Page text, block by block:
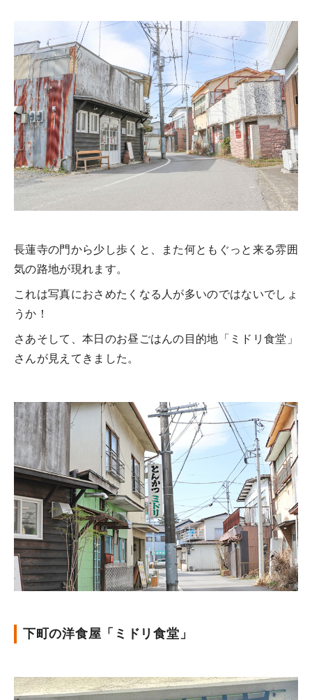
長蓮寺の門から少し歩くと、また何ともぐっと来る雰囲
気の路地が現れます。
これは写真におさめたくなる人が多いのではないでしょ
うか！
さあそして、本日のお昼ごはんの目的地「ミドリ食堂」
さんが見えてきました。
下町の洋食屋「ミドリ食堂」